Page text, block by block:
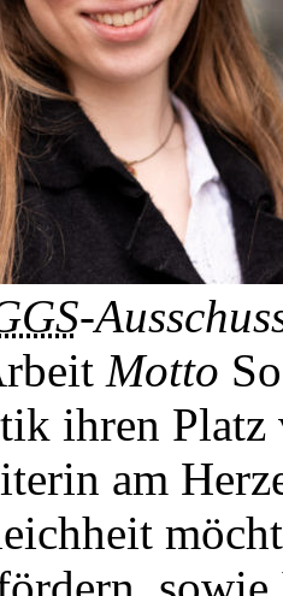
-
Motto
ihren Platz
am